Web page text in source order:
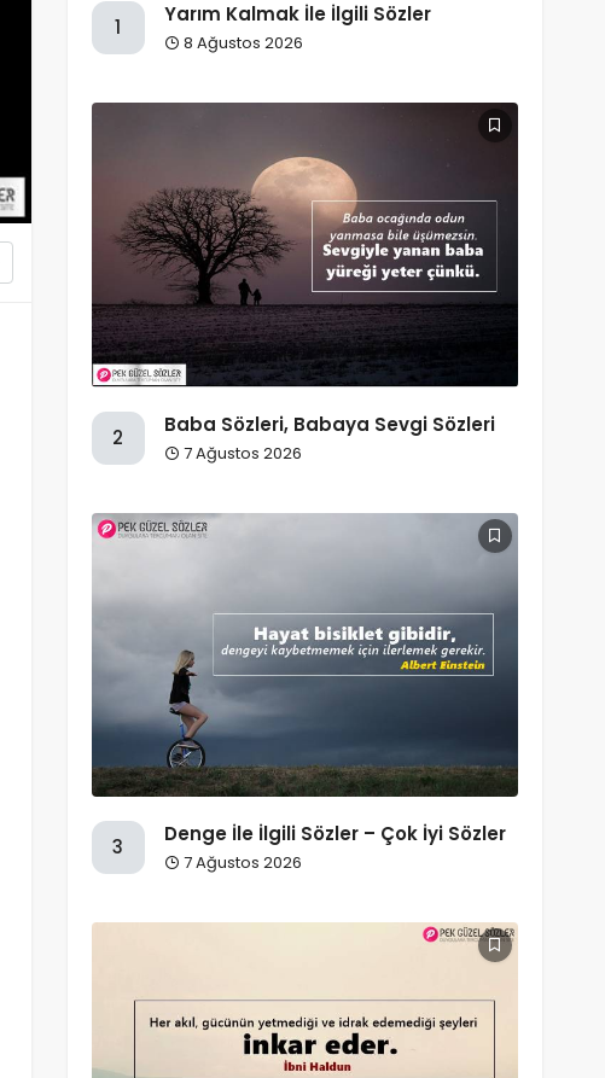
1
Yarım Kalmak İle İlgili Sözler
8 Ağustos 2026
2
Baba Sözleri, Babaya Sevgi Sözleri
7 Ağustos 2026
3
Denge İle İlgili Sözler – Çok İyi Sözler
7 Ağustos 2026